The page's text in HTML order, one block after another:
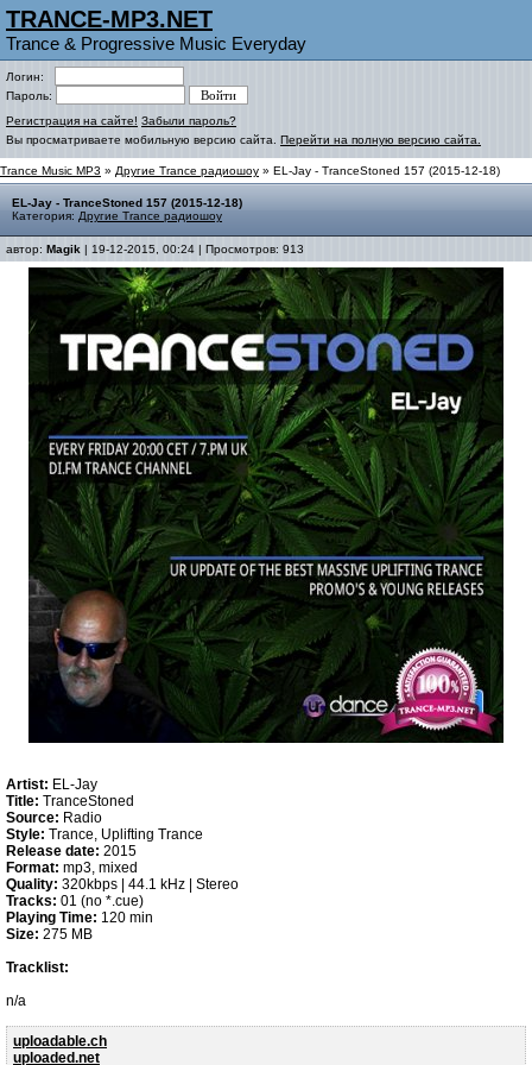
TRANCE-MP3.NET
Trance & Progressive Music Everyday
Логин:
Пароль:
Регистрация на сайте! Забыли пароль?
Вы просматриваете мобильную версию сайта. Перейти на полную версию сайта.
Trance Music MP3 » Другие Trance радиошоу » EL-Jay - TranceStoned 157 (2015-12-18)
EL-Jay - TranceStoned 157 (2015-12-18)
Категория: Другие Trance радиошоу
автор: Magik | 19-12-2015, 00:24 | Просмотров: 913
Artist: EL-Jay
Title: TranceStoned
Source: Radio
Style: Trance, Uplifting Trance
Release date: 2015
Format: mp3, mixed
Quality: 320kbps | 44.1 kHz | Stereo
Tracks: 01 (no *.cue)
Playing Time: 120 min
Size: 275 MB
Tracklist:
n/a
uploadable.ch
uploaded.net